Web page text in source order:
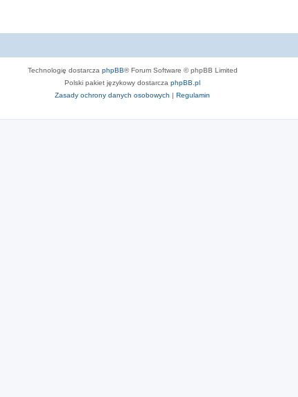
Technologię dostarcza phpBB® Forum Software © phpBB Limited
Polski pakiet językowy dostarcza phpBB.pl
Zasady ochrony danych osobowych | Regulamin